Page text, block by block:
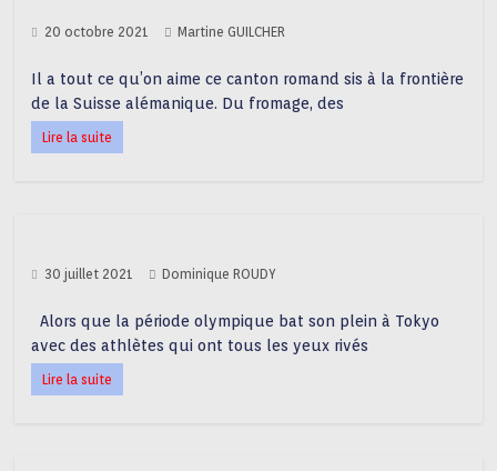
20 octobre 2021 Martine GUILCHER
Il a tout ce qu’on aime ce canton romand sis à la frontière
de la Suisse alémanique. Du fromage, des
Lire la suite
30 juillet 2021 Dominique ROUDY
Alors que la période olympique bat son plein à Tokyo
avec des athlètes qui ont tous les yeux rivés
Lire la suite